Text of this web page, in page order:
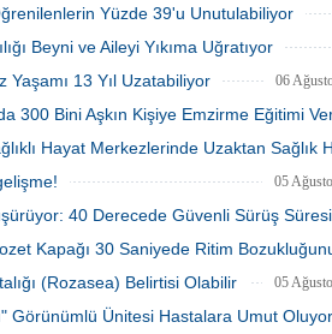
karaciğer yetmezliği
Özlem Aydemir, 17 yıldır
müjdeli habere kadavradan
Mustafa Öztürk,
uyumsuzluğu
uğramasının
hayata tutundu.
Yüzde 39'u Unutulabiliyor
Beyni ve Aileyi Yıkıma Uğratıyor
06
Yaşamı 13 Yıl Uzatabiliyor 06
300 Bini Aşkın Kişiye Emzirme Eğitimi
05
Hayat Merkezlerinde Uzaktan Sağlık
05
05
40 Derecede Güvenli Sürüş
Kapağı 30 Saniyede Ritim
05
(Rozasea) Belirtisi Olabilir 05
Görünümlü Ünitesi Hastalara Umut Oluyor